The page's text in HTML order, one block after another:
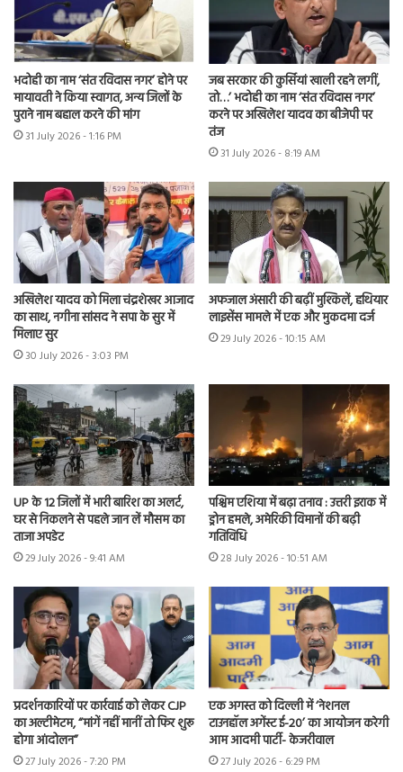
भदोही का नाम ‘संत रविदास नगर’ होने पर
मायावती ने किया स्वागत, अन्य जिलों के
पुराने नाम बहाल करने की मांग
31 July 2026 - 1:16 PM
जब सरकार की कुर्सियां खाली रहने लगीं,
तो…’ भदोही का नाम ‘संत रविदास नगर’
करने पर अखिलेश यादव का बीजेपी पर
तंज
31 July 2026 - 8:19 AM
अखिलेश यादव को मिला चंद्रशेखर आजाद
का साथ, नगीना सांसद ने सपा के सुर में
मिलाए सुर
30 July 2026 - 3:03 PM
अफजाल अंसारी की बढ़ीं मुश्किलें, हथियार
लाइसेंस मामले में एक और मुकदमा दर्ज
29 July 2026 - 10:15 AM
UP के 12 जिलों में भारी बारिश का अलर्ट,
घर से निकलने से पहले जान लें मौसम का
ताजा अपडेट
29 July 2026 - 9:41 AM
पश्चिम एशिया में बढ़ा तनाव : उत्तरी इराक में
ड्रोन हमले, अमेरिकी विमानों की बढ़ी
गतिविधि
28 July 2026 - 10:51 AM
प्रदर्शनकारियों पर कार्रवाई को लेकर CJP
का अल्टीमेटम, “मांगें नहीं मानीं तो फिर शुरू
होगा आंदोलन”
27 July 2026 - 7:20 PM
एक अगस्त को दिल्ली में ‘नेशनल
टाउनहॉल अगेंस्ट ई-20’ का आयोजन करेगी
आम आदमी पार्टी- केजरीवाल
27 July 2026 - 6:29 PM